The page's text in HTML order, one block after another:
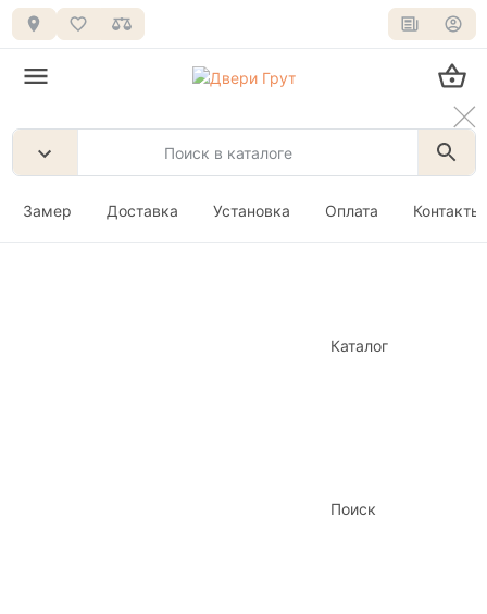
Замер Доставка Установка Оплата Контакты
Каталог
Поиск